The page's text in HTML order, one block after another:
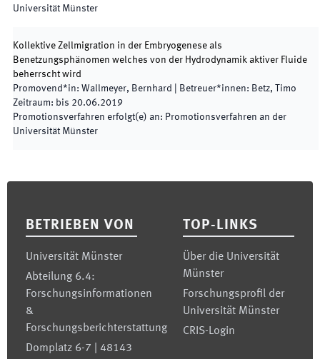
Universität Münster
Kollektive Zellmigration in der Embryogenese als
Benetzungsphänomen welches von der Hydrodynamik aktiver Fluide
beherrscht wird
Promovend*in: Wallmeyer, Bernhard Betreuer*innen: Betz, Timo
Zeitraum: bis 20.06.2019
Promotionsverfahren erfolgt(e) an: Promotionsverfahren an der
Universität Münster
BETRIEBEN VON
Universität Münster
Abteilung 6.4:
Forschungsinformationen
&
Forschungsberichterstattung
Domplatz 6-7 | 48143
TOP-LINKS
Über die Universität
Münster
Forschungsprofil der
Universität Münster
CRIS-Login